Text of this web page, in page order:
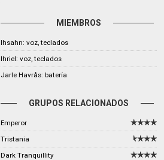
MIEMBROS
Ihsahn: voz, teclados
Ihriel: voz, teclados
Jarle Havrås: batería
GRUPOS RELACIONADOS
Emperor
Tristania
Dark Tranquillity